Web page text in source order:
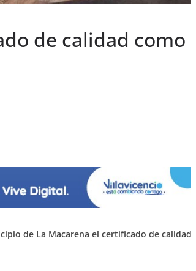
de calidad como
de La Macarena el certificado de calidad